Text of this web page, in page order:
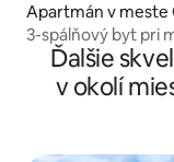
Apartmán v meste
3-spálňový byt pri
LovelyStay
Ďalšie
v okolí